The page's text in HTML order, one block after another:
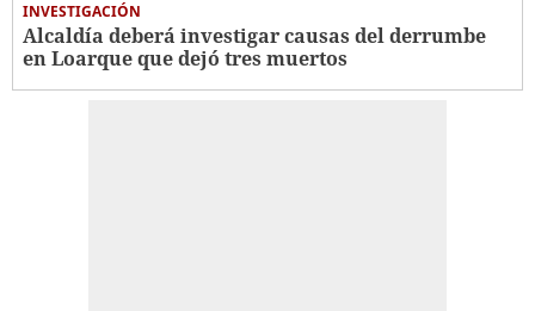
INVESTIGACIÓN
Alcaldía deberá investigar causas del derrumbe
en Loarque que dejó tres muertos